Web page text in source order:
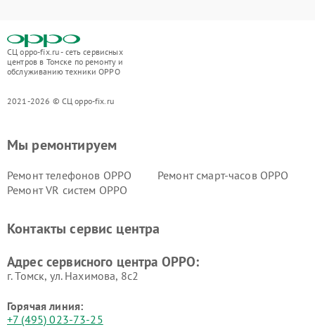
СЦ oppo-fix.ru - сеть сервисных
центров в Томске по ремонту и
обслуживанию техники OPPO
2021-2026 © СЦ oppo-fix.ru
Мы ремонтируем
Ремонт телефонов OPPO
Ремонт смарт-часов OPPO
Ремонт VR систем OPPO
Контакты сервис центра
Адрес сервисного центра OPPO:
г. Томск, ул. Нахимова, 8с2
Горячая линия:
+7 (495) 023-73-25